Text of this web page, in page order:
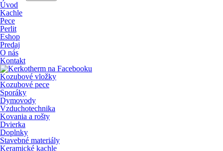
Úvod
Kachle
Pece
Perlit
Eshop
Predaj
O nás
Kontakt
Kozubové vložky
Kozubové pece
Sporáky
Dymovody
Vzduchotechnika
Kovania a rošty
Dvierka
Doplnky
Stavebné materiály
Keramické kachle